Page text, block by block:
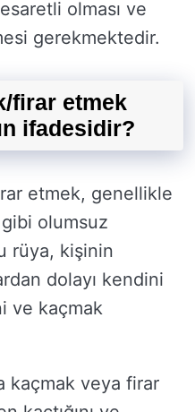
olması ve
gerekmektedir.
firar etmek
ifadesidir?
etmek, genellikle
olumsuz
rüya, kişinin
dolayı kendini
ve kaçmak
kaçmak veya firar